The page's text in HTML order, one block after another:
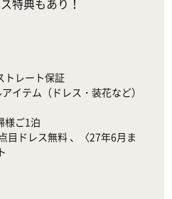
特典もあり！
レート保証
イテム（ドレス・装花など）
様ご1泊
ドレス無料 、〈27年6月ま